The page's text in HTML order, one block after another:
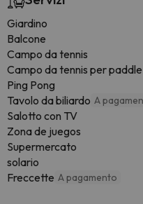
Giardino
Balcone
Campo da tennis
Campo da tennis per paddle
Ping Pong
Tavolo da biliardo A
Salotto con TV
Zona de juegos
Supermercato
solario
Freccette A pagamento